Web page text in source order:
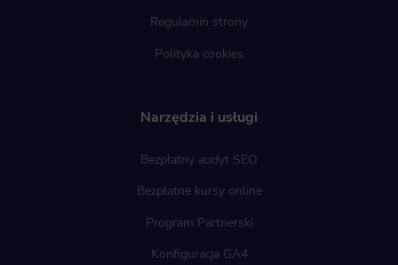
Regulamin strony
Polityka cookies
Narzędzia i usługi
Bezpłatny audyt SEO
Bezpłatne kursy online
Program Partnerski
Konfiguracja GA4